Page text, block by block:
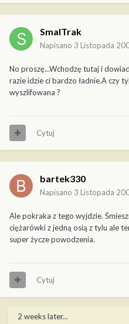
SmalTrak
Napisano 3 Listopada
No proszę...Wchodzę tutaj i
razie idzie ci bardzo ładnie.A czy
wyszlifowana ?
Cytuj
bartek330
Napisano 3 Listopada
Ale pokraka z tego wyjdzie.
ciężarówki z jedną osią z tylu ale
super życze powodzenia.
Cytuj
2 weeks later...